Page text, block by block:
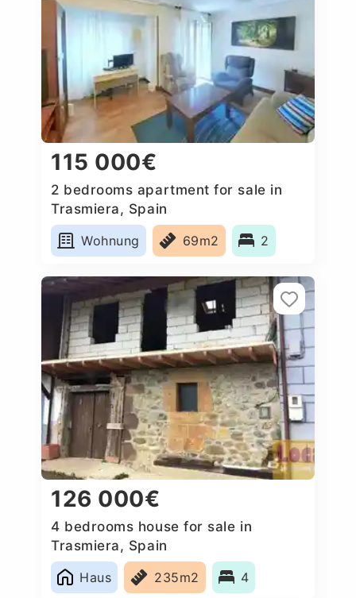
115 000€
2 bedrooms apartment for sale in
Trasmiera, Spain
Wohnung
69m2 2
126 000€
4 bedrooms house for sale in
Trasmiera, Spain
Haus
235m2 4